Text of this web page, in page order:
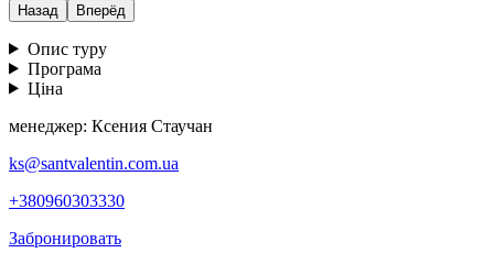
Назад Вперёд
Опис туру
Програма
Ціна
менеджер: Ксения Стаучан
ks@santvalentin.com.ua
+380960303330
Забронировать